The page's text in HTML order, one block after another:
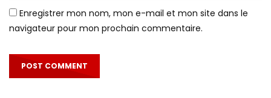
Enregistrer mon nom, mon e-mail et mon site dans le
navigateur pour mon prochain commentaire.